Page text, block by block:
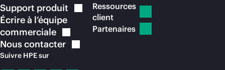
Support produit
Écrire à l’équipe
commerciale
Nouscontacter
Suivre HPE sur
Ressources
client
Partenaires